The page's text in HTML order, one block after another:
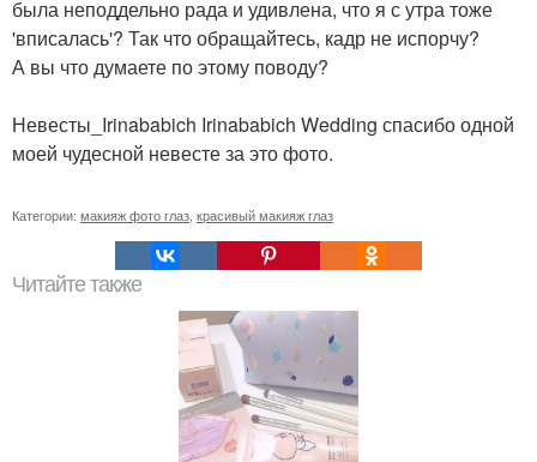
была неподдельно рада и удивлена, что я с утра тоже
'вписалась'? Так что обращайтесь, кадр не испорчу?
А вы что думаете по этому поводу?
Невесты_Irinababich Irinababich Wedding спасибо одной
моей чудесной невесте за это фото.
Категории: макияж фото глаз красивый макияж глаз
Читайте также